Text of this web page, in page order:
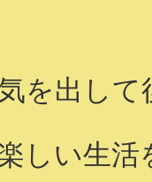
を出し
しい生